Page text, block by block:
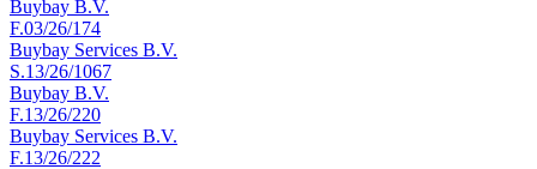
Buybay B.V.
F.03/26/174
Buybay Services B.V.
S.13/26/1067
Buybay B.V.
F.13/26/220
Buybay Services B.V.
F.13/26/222